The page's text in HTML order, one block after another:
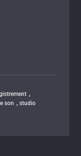
,
son , studio